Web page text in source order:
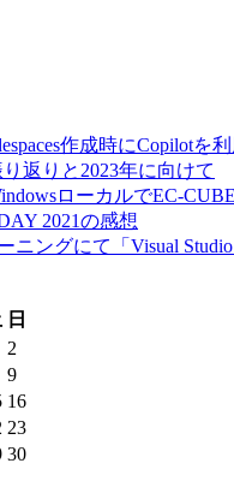
作成時にCopilotを
返りと2023年に向けて
ローカルでEC-
2021の感想
ニングにて「Visual
日
2
9
16
23
30